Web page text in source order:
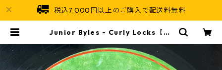
税込7,000円以上のご購入で配送料無料
Junior Byles - Curly Locks【7-